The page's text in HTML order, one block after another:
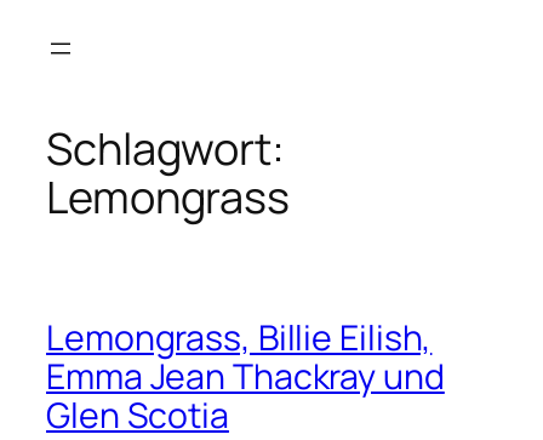
Inhalt
Schlagwort:
Lemongrass
Lemongrass, Billie Eilish,
Emma Jean Thackray und
Glen Scotia